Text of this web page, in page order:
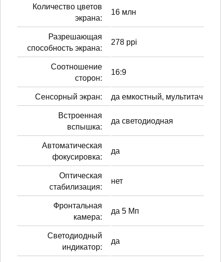
Количество цветов
экрана:
16 млн
Разрешающая
способность экрана:
278 ppi
Соотношение
сторон:
16:9
Сенсорный экран: да емкостный, мультитач
Встроенная
вспышка:
да светодиодная
Автоматическая
фокусировка:
да
Оптическая
стабилизация:
нет
Фронтальная
камера:
да 5 Мп
Светодиодный
индикатор:
да